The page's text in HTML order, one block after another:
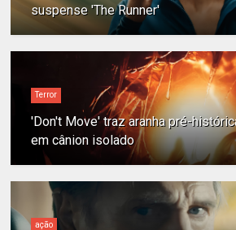
suspense 'The Runner'
Terror
'Don't Move' traz aranha pré-
em cânion isolado
ação